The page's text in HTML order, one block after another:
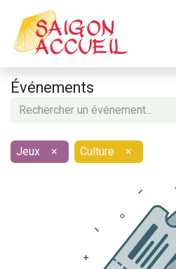
Événements
Jeux × Culture ×